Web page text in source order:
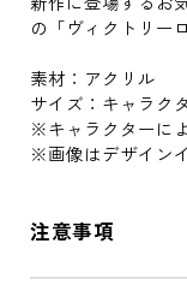
の「ヴィクトリー
素材：アクリル
サイズ：キャラク
※キャラクターに
※画像はデザイン
注意事項